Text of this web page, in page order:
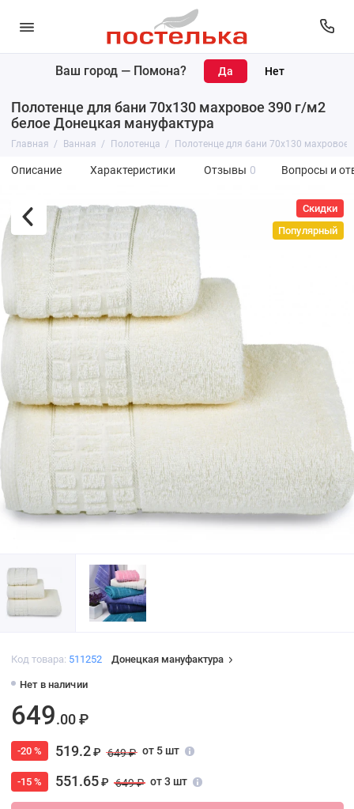
Ваш город — Помона?
Полотенце для бани 70х130 махровое 390 г/м2
белое Донецкая мануфактура
Главная Ванная Полотенца Полотенце для бани 70х130
Описание Характеристики Отзывы 0 Вопросы и
Скидки
Популярный
Код товара: 511252 Донецкая мануфактура
Нет в наличии
649.00 ₽
-20 % 519.2₽ 649 ₽ от 5 шт
-15 % 551.65₽ 649 ₽ от 3 шт